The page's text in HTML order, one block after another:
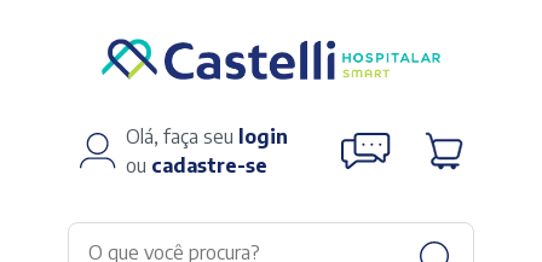
Olá, faça seu login
ou cadastre-se